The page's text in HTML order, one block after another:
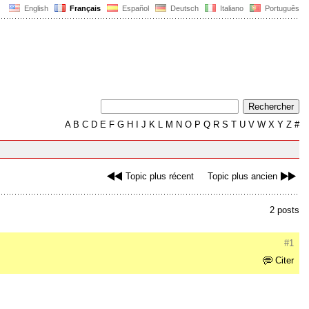
English Français Español Deutsch Italiano Português
AB C D E F G H J K L M N O P Q R S T U V W X Y Z #
Topic plus récent Topic plus ancien
2 posts
#1
Citer